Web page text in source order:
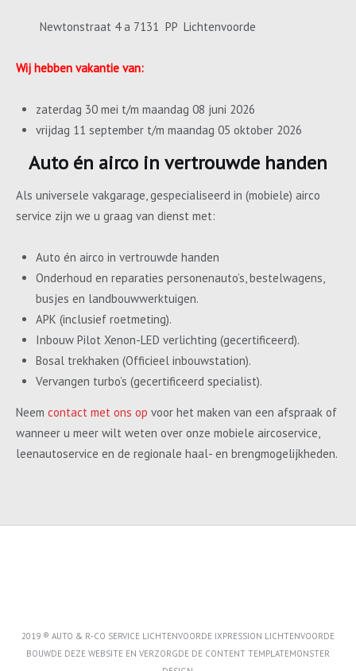
Newtonstraat 4 a 7131 PP Lichtenvoorde
Wij hebben vakantie van:
zaterdag 30 mei t/m maandag 08 juni 2026
vrijdag 11 september t/m maandag 05 oktober 2026
Auto én airco in vertrouwde handen
Als universele vakgarage, gespecialiseerd in (mobiele) airco
service zijn we u graag van dienst met:
Auto én airco in vertrouwde handen
Onderhoud en reparaties personenauto’s, bestelwagens,
busjes en landbouwwerktuigen.
APK (inclusief roetmeting).
Inbouw Pilot Xenon-LED verlichting (gecertificeerd).
Bosal trekhaken (Officieel inbouwstation).
Vervangen turbo’s (gecertificeerd specialist).
Neem contact met ons op voor het maken van een afspraak of
wanneer u meer wilt weten over onze mobiele aircoservice,
leenautoservice en de regionale haal- en brengmogelijkheden.
2019 ® AUTO & R-CO SERVICE LICHTENVOORDE IXPRESSION LICHTENVOORDE
BOUWDE DEZE WEBSITE EN VERZORGDE DE CONTENT TEMPLATEMONSTER